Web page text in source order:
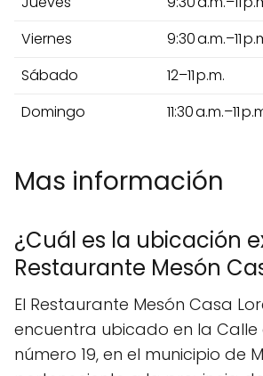
Viernes
9:30 a.m.–11
Sábado
12–11 p.m.
Domingo
11:30 a.m.–11
Mas información
¿Cuál es la ubicación
Restaurante Mesón
El Restaurante Mesón Casa
encuentra ubicado en la Calle
número 19, en el municipio de